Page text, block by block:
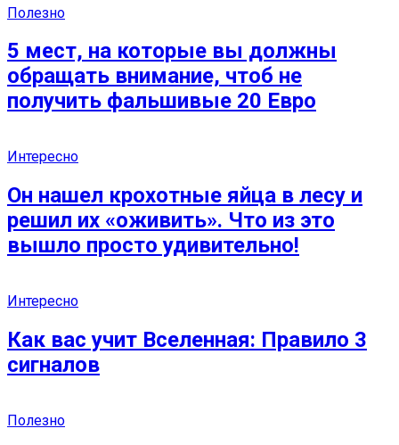
Полезно
5 мест, на которые вы должны
обращать внимание, чтоб не
получить фальшивые 20 Евро
Интересно
Он нашел крохотные яйца в лесу и
решил их «оживить». Что из это
вышло просто удивительно!
Интересно
Как вас учит Вселенная: Правило 3
сигналов
Полезно